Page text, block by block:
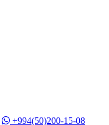
+994(50)200-15-08